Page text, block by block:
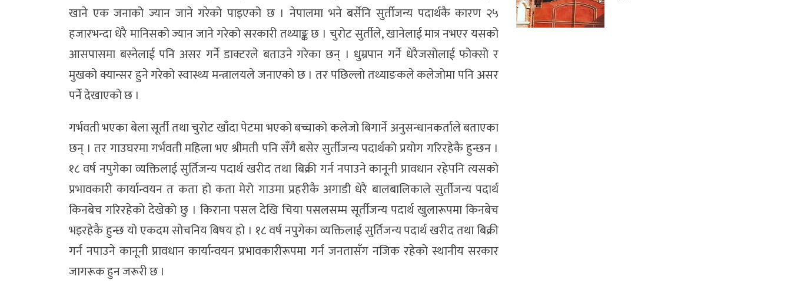
खाने एक जनाको ज्यान जाने गरेको पाइएको छ । नेपालमा भने बर्सेनि सुर्तीजन्य पदार्थकै कारण २५
हजारभन्दा धेरै मानिसको ज्यान जाने गरेको सरकारी तथ्याङ्क छ । चुरोट सुर्तीले, खानेलाई मात्र नभएर यसको
आसपासमा बस्नेलाई पनि असर गर्ने डाक्टरले बताउने गरेका छन् । धुम्रपान गर्ने धेरैजसोलाई फोक्सो र
मुखको क्यान्सर हुने गरेको स्वास्थ्य मन्त्रालयले जनाएको छ । तर पछिल्लो तथ्याङकले कलेजोमा पनि असर
पर्ने देखाएको छ ।
गर्भवती भएका बेला सूर्ती तथा चुरोट खाँदा पेटमा भएको बच्चाको कलेजो बिगार्ने अनुसन्धानकर्ताले बताएका
छन् । तर गाउघरमा गर्भवती महिला भए श्रीमती पनि सँगै बसेर सुर्तीजन्य पदार्थको प्रयोग गरिरहेकै हुन्छन ।
१८ वर्ष नपुगेका व्यक्तिलाई सुर्तिजन्य पदार्थ खरीद तथा बिक्री गर्न नपाउने कानूनी प्रावधान रहेपनि त्यसको
प्रभावकारी कार्यान्वयन त कता हो कता मेरो गाउमा प्रहरीकै अगाडी धेरै बालबालिकाले सुर्तीजन्य पदार्थ
किनबेच गरिरहेको देखेको छु । किराना पसल देखि चिया पसलसम्म सूर्तीजन्य पदार्थ खुलारूपमा किनबेच
भइरहेकै हुन्छ यो एकदम सोचनिय बिषय हो । १८ वर्ष नपुगेका व्यक्तिलाई सुर्तिजन्य पदार्थ खरीद तथा बिक्री
गर्न नपाउने कानूनी प्रावधान कार्यान्वयन प्रभावकारीरूपमा गर्न जनतासँग नजिक रहेको स्थानीय सरकार
जागरूक हुन जरूरी छ ।